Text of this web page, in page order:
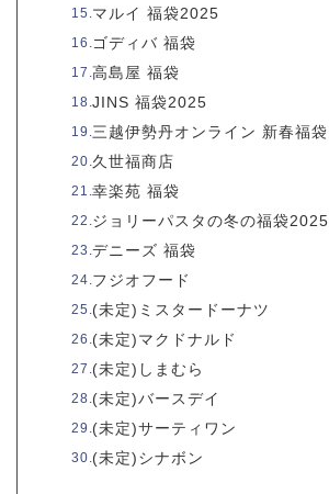
マルイ 福袋2025
ゴディバ 福袋
高島屋 福袋
JINS 福袋2025
三越伊勢丹オンライン 新春福袋
久世福商店
幸楽苑 福袋
ジョリーパスタの冬の福袋2025
デニーズ 福袋
フジオフード
(未定)ミスタードーナツ
(未定)マクドナルド
(未定)しまむら
(未定)バースデイ
(未定)サーティワン
(未定)シナボン